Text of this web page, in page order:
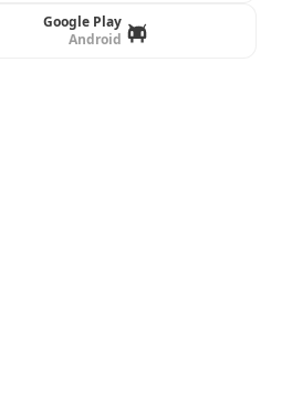
Google Play
Android